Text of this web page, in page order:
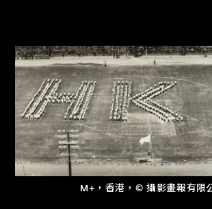
M+，香港，© 攝影畫報有限
M+藏品
進一步篩選